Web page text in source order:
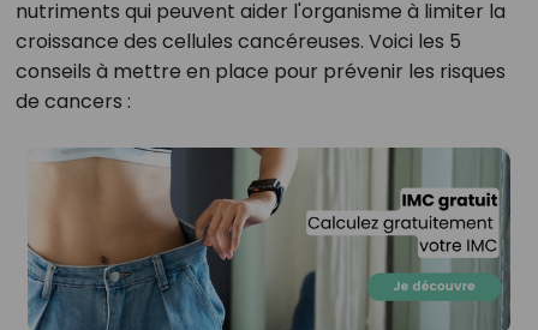
nutriments qui peuvent aider l'organisme à limiter la
croissance des cellules cancéreuses. Voici les 5
conseils à mettre en place pour prévenir les risques
de cancers :